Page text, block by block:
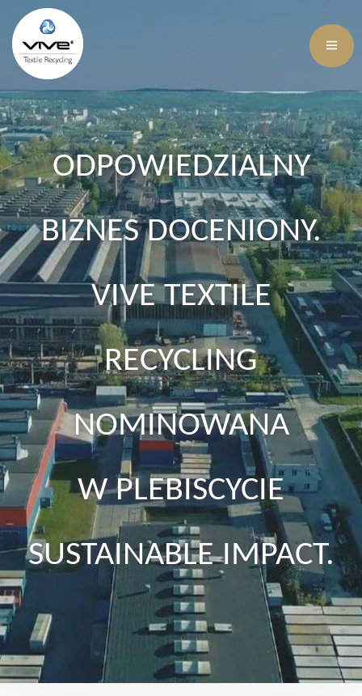
ODPOWIEDZIALNY
BIZNES DOCENIONY.
VIVE TEXTILE
RECYCLING
NOMINOWANA
W PLEBISCYCIE
SUSTAINABLE IMPACT.